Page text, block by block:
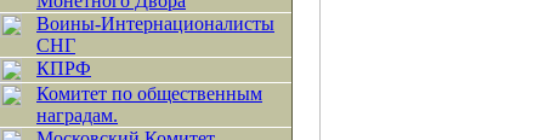
Воины-Интернационалисты
СНГ
КПРФ
Комитет по общественным
наградам.